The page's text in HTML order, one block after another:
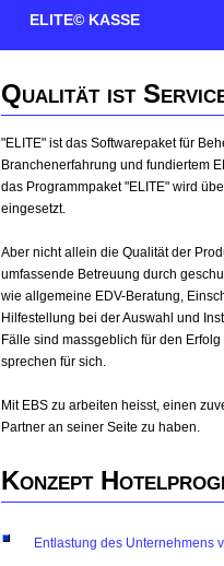
ELITE© KASSE
Qualität ist
"ELITE" ist das Softwarepaket für
Branchenerfahrung und fundiertem
das Programmpaket "ELITE" wird
eingesetzt.
Aber nicht allein die Qualität der
umfassende Betreuung durch
wie allgemeine EDV-Beratung,
Hilfestellung bei der Auswahl und
Fälle sind massgeblich für den
sprechen für sich.
Mit EBS zu arbeiten heisst, einen
Partner an seiner Seite zu haben.
Konzept
Entlastung des Unternehmens